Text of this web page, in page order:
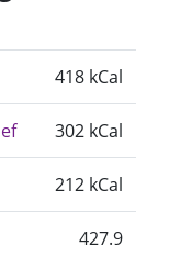
418 kCal
302 kCal
212 kCal
427.9